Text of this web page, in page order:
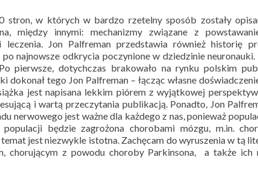
stron, w których w bardzo rzetelny sposób zostały
między innymi: mechanizmy związane z
leczenia. Jon Palfreman przedstawia również historię
najnowsze odkrycia poczynione w dziedzinie
pierwsze, dotychczas brakowało na rynku polskim
dokonał tego Jon Palfreman – łącząc własne
jest napisana lekkim piórem z wyjątkowej
i wartą przeczytania publikacją. Ponadto, Jon
nerwowego jest ważne dla każdego z nas, ponieważ
będzie zagrożona chorobami mózgu, m.in.
jest niezwykle istotna. Zachęcam do wyruszenia w tą
chorującym z powodu choroby Parkinsona, a także